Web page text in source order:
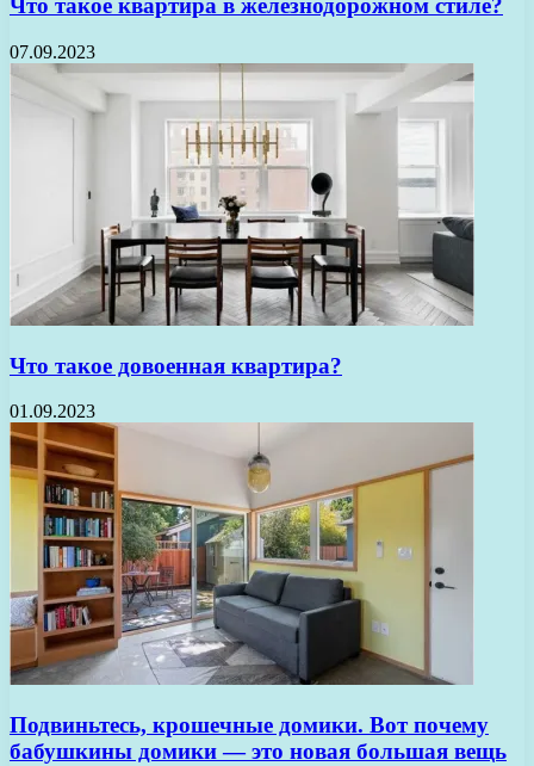
Что такое квартира в железнодорожном стиле?
07.09.2023
Что такое довоенная квартира?
01.09.2023
Подвиньтесь, крошечные домики. Вот почему
бабушкины домики — это новая большая вещь